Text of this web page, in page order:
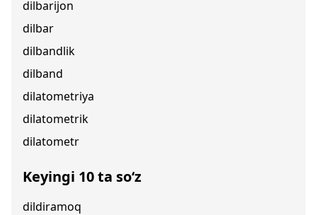
dilbarijon
dilbar
dilbandlik
dilband
dilatometriya
dilatometrik
dilatometr
Keyingi 10 ta so‘z
dildiramoq